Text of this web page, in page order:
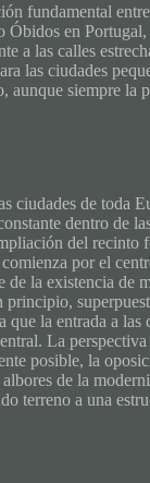
fundamental
Óbidos en Portugal,
a las calles
las ciudades
aunque siempre la
ciudades de toda
dentro de
del recinto
por el
la existencia de
principio,
la entrada a las
La
posible, la
de la
terreno a una